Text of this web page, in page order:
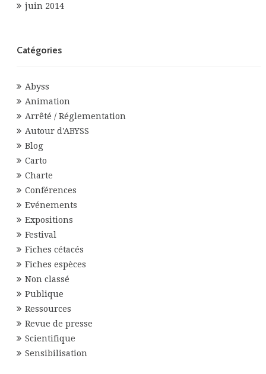
juin 2014
Catégories
Abyss
Animation
Arrêté / Réglementation
Autour d'ABYSS
Blog
Carto
Charte
Conférences
Evénements
Expositions
Festival
Fiches cétacés
Fiches espèces
Non classé
Publique
Ressources
Revue de presse
Scientifique
Sensibilisation